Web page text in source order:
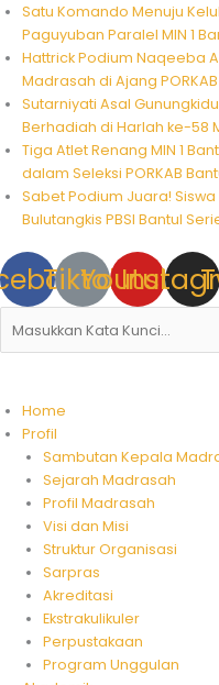
Skip
content
Satu Komando Menuju
Paguyuban Paralel MIN 1
Hattrick Podium Naqeeba
Madrasah di Ajang
Sutarniyati Asal
Berhadiah di Harlah ke-58
Tiga Atlet Renang MIN 1
dalam Seleksi PORKAB
Sabet Podium Juara! Siswa
Bulutangkis PBSI Bantul
TiktokYoutube
Home
Profil
Sambutan Kepala
Sejarah Madrasah
Profil Madrasah
Visi dan Misi
Struktur Organisasi
Sarpras
Akreditasi
Ekstrakulikuler
Perpustakaan
Program Unggulan